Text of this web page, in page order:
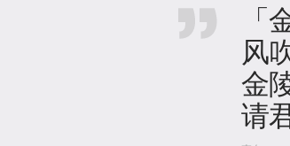
「
风
金
请